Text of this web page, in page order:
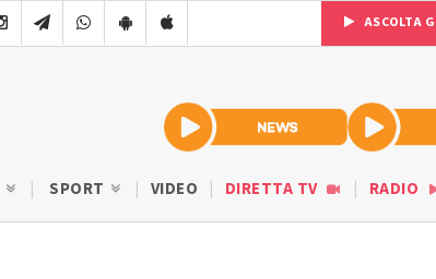
ASCOLTA
SPORT VIDEO DIRETTA TV RADIO